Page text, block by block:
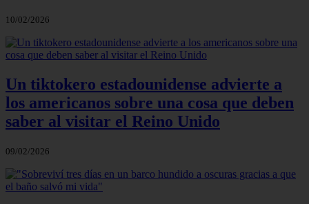
10/02/2026
Un tiktokero estadounidense advierte a
los americanos sobre una cosa que deben
saber al visitar el Reino Unido
09/02/2026